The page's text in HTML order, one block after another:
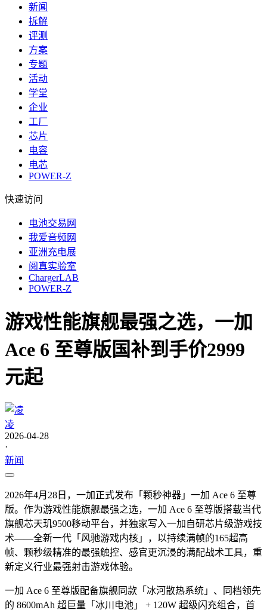
新闻
拆解
评测
方案
专题
活动
学堂
企业
工厂
芯片
电容
电芯
POWER-Z
快速访问
电池交易网
我爱音频网
亚洲充电展
阅真实验室
ChargerLAB
POWER-Z
游戏性能旗舰最强之选，一加
Ace 6 至尊版国补到手价2999
元起
凌
2026-04-28
·
新闻
2026年4月28日，一加正式发布「颗秒神器」一加 Ace 6 至尊
版。作为游戏性能旗舰最强之选，一加 Ace 6 至尊版搭载当代
旗舰芯天玑9500移动平台，并独家写入一加自研芯片级游戏技
术——全新一代「风驰游戏内核」，以持续满帧的165超高
帧、颗秒级精准的最强触控、感官更沉浸的满配战术工具，重
新定义行业最强射击游戏体验。
一加 Ace 6 至尊版配备旗舰同款「冰河散热系统」、同档领先
的 8600mAh 超巨量「冰川电池」 + 120W 超级闪充组合，首